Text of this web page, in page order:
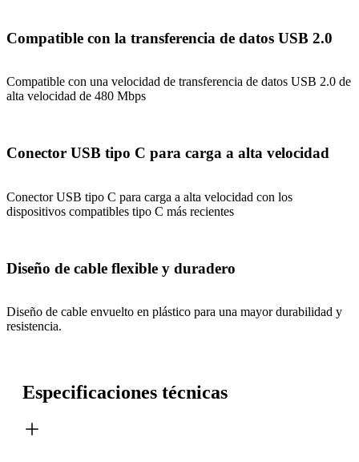
Compatible con la transferencia de datos USB 2.0
Compatible con una velocidad de transferencia de datos USB 2.0 de
alta velocidad de 480 Mbps
Conector USB tipo C para carga a alta velocidad
Conector USB tipo C para carga a alta velocidad con los
dispositivos compatibles tipo C más recientes
Diseño de cable flexible y duradero
Diseño de cable envuelto en plástico para una mayor durabilidad y
resistencia.
Especificaciones técnicas